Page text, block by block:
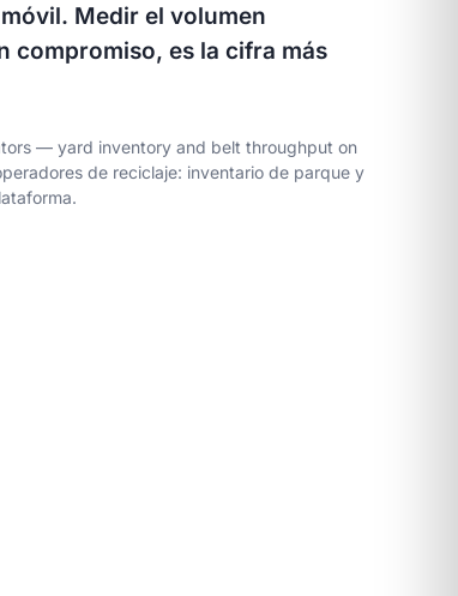
Medir el volumen
compromiso, es la cifra más
— yard inventory and belt throughput on
de reciclaje: inventario de parque y